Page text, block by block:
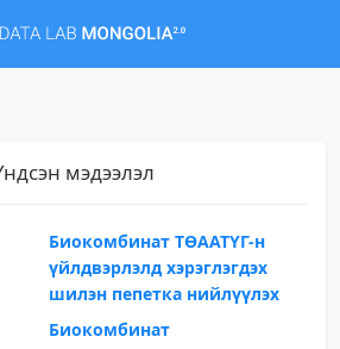
мэдээлэл
Биокомбинат ТӨААТҮГ-н
үйлдвэрлэлд хэрэглэгдэх
шилэн пепетка нийлүүлэх
Биокомбинат